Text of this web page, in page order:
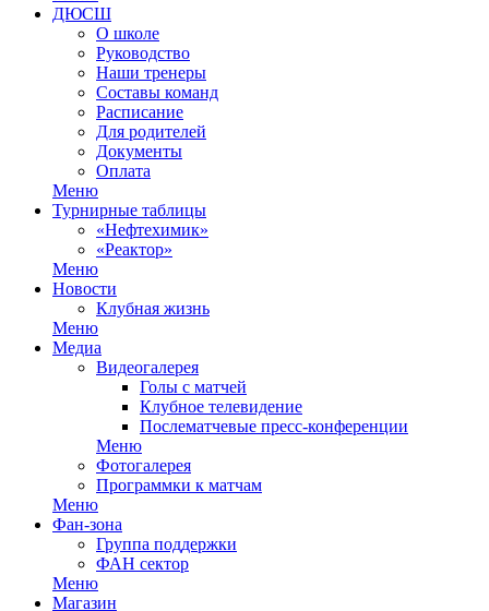
ДЮСШ
О школе
Руководство
Наши тренеры
Составы команд
Расписание
Для родителей
Документы
Оплата
Меню
Турнирные таблицы
«Нефтехимик»
«Реактор»
Меню
Новости
Клубная жизнь
Меню
Медиа
Видеогалерея
Голы с матчей
Клубное телевидение
Послематчевые пресс-конференции
Меню
Фотогалерея
Программки к матчам
Меню
Фан-зона
Группа поддержки
ФАН сектор
Меню
Магазин